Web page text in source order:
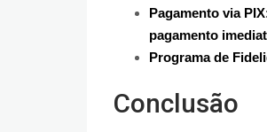
Pagamento via
pagamento
Programa de
Conclusão